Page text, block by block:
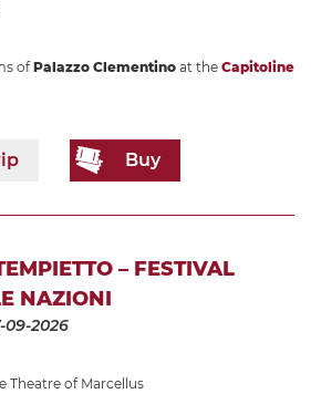
ofPalazzo Clementino at the Capitoline
Buy
– FESTIVAL
NAZIONI
2026
Theatre of Marcellus